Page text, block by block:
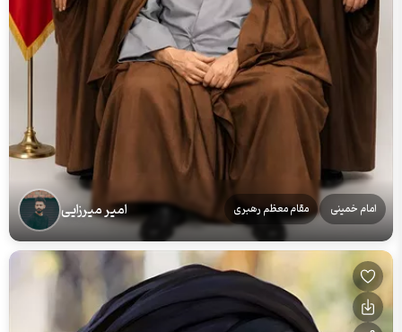
امام خمینی مقام معظم رهبری امیر میرزایی